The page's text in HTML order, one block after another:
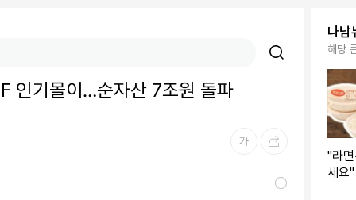
인기몰이…순자산 7조원 돌파
나남
해당
"라
세요